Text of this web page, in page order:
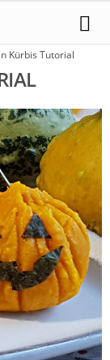
Kürbis Tutorial